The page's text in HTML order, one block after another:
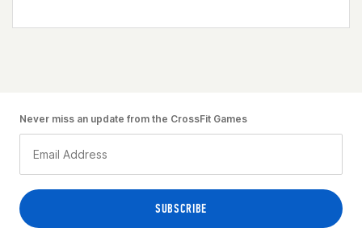
Never miss an update from the CrossFit Games